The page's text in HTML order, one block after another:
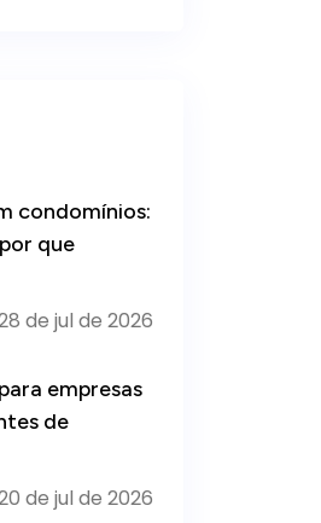
condomínios:
que
de jul de 2026
empresas
de
de jul de 2026